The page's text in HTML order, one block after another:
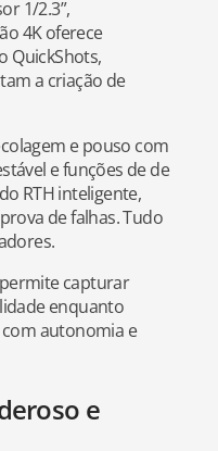
1/2.3”,
4K oferece
QuickShots,
a criação de
e pouso com
e funções de de
RTH inteligente,
de falhas. Tudo
permite capturar
enquanto
autonomia e
e